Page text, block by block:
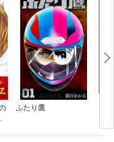
ふたり鷹 は